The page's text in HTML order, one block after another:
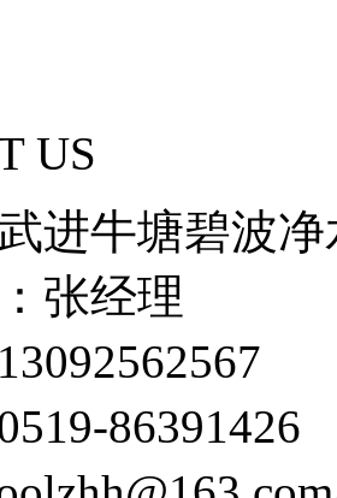
US
进牛塘碧波
张经理
86391426